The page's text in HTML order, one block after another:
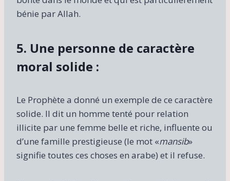
bénie par Allah.
5. Une personne de caractère
moral solide :
Le Prophète a donné un exemple de ce caractère
solide. Il dit un homme tenté pour relation
illicite par une femme belle et riche, influente ou
d’une famille prestigieuse (le mot «mansib»
signifie toutes ces choses en arabe) et il refuse.